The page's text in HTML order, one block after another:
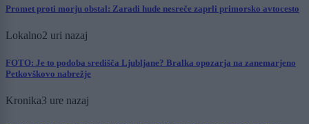
Promet proti morju obstal: Zaradi hude nesreče zaprli primorsko avtocesto
Lokalno2 uri nazaj
FOTO: Je to podoba središča Ljubljane? Bralka opozarja na zanemarjeno
Petkovškovo nabrežje
Kronika3 ure nazaj